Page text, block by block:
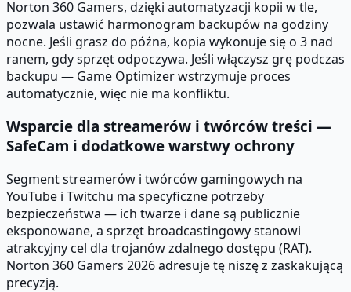
Norton 360 Gamers, dzięki automatyzacji kopii w tle,
pozwala ustawić harmonogram backupów na godziny
nocne. Jeśli grasz do późna, kopia wykonuje się o 3 nad
ranem, gdy sprzęt odpoczywa. Jeśli włączysz grę podczas
backupu — Game Optimizer wstrzymuje proces
automatycznie, więc nie ma konfliktu.
Wsparcie dla streamerów i twórców treści —
SafeCam i dodatkowe warstwy ochrony
Segment streamerów i twórców gamingowych na
YouTube i Twitchu ma specyficzne potrzeby
bezpieczeństwa — ich twarze i dane są publicznie
eksponowane, a sprzęt broadcastingowy stanowi
atrakcyjny cel dla trojanów zdalnego dostępu (RAT).
Norton 360 Gamers 2026 adresuje tę niszę z zaskakującą
precyzją.